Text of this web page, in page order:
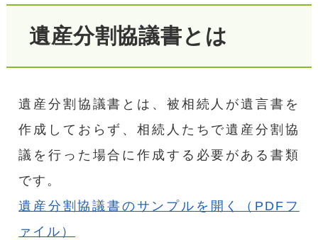
遺産分割協議書とは
遺産分割協議書とは、被相続人が遺言書を
作成しておらず、相続人たちで遺産分割協
議を行った場合に作成する必要がある書類
です。
遺産分割協議書のサンプルを開く（PDFフ
ァイル）